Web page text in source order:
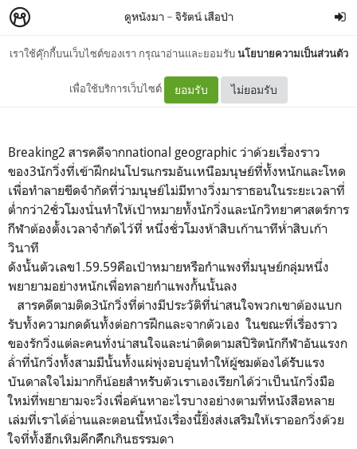
เราใช้คุ๊กกี้บนเว็บไซต์ของเรา กรุณาอ่านและยอมรับนโยบายความเป็นส่วนตัว
เพื่อใช้บริการเว็บไซต์ ยอมรับ ไม่ยอมรับ
ดูหนังมา– จิรัตน์ เสือป่า
Breaking2
Breaking2 สารคดีจากnational geographic ว่าด้วยเรื่องราว
ของ3นักวิ่งที่เข้าฝึกฝนโปรแกรมอันเหนือมนุษย์ที่ทั้งหนักและโหด
เพื่อทำลายขีดจำกัดที่ว่ามนุษย์ไม่มีทางวิ่งมาราธอนในระยะเวลาที่
ต่ำกว่า2ชั่วโมงนั่นทำให้เป้าหมายทั้งนักวิ่งและนักวิทยาศาสตร์การ
กีฬาต้องตั้งเวลาจำกัดไว้ที่ หนึ่งชั่วโมงห้าสิบเก้านาทีห้่าสิบเก้า
วินาที
ดังนั้นตัวเลข1.59.59คือเป้าหมายหรือกำแพงที่มนุษย์กลุ่มหนึ่ง
พยายามอย่างหนักเพื่อทลายกำแพงกั้นนั้นลง
สารคดีตามติด3นักวิ่งที่ต่างมีประวัติที่น่าสนใจพวกเขาต้องแบก
รับทั้งความกดดันทั้งต่อการฝึกและจากตัวเอง ในขณะที่เรื่องราว
ของรักวิ่งแต่ละคนทั่งน่าสนใจและน่าติดตามสปิริตนักกีฬาอันแรงก
ล้่าที่นักวิ่งทั้งสามมีนั้นทั้งแผ่พุ่งอบอุ่นทำให้ผู้ชมต้องได้รัับแรง
บันดาลใจไม่มากก็น้อยสำหรัับตัวเราเองเรียกได้ว่าเป็นนักวิ่งมือ
ใหม่ที่พยายามจะวิ่งเพื่อค้นหาอะไรบางอย่างตามที่หนังสือหลาย
เล่มที่เราได้อ่่านและตอนนี้หนังเ​รื่องนี้ยิ่งส่งเสริมให้เราออกวิ่งด้วย
ใจที่ทั้งฮึกเหิมคึกคึักเกินธรรมดา